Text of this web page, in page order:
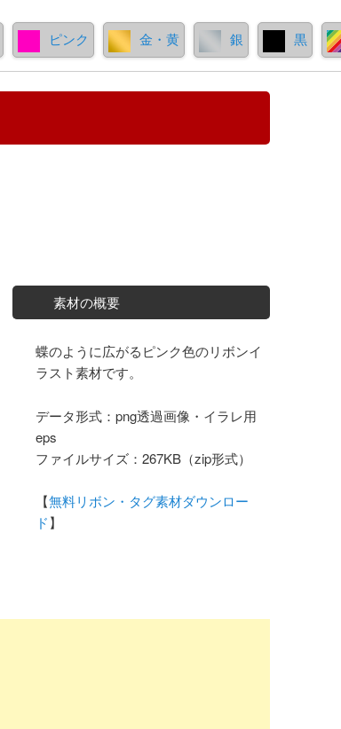
ピンク 金・黄 銀 黒
素材の概要
蝶のように広がるピンク色のリボンイ
ラスト素材です。
データ形式：png透過画像・イラレ用
eps
ファイルサイズ：267KB（zip形式）
【無料リボン・タグ素材ダウンロー
ド】